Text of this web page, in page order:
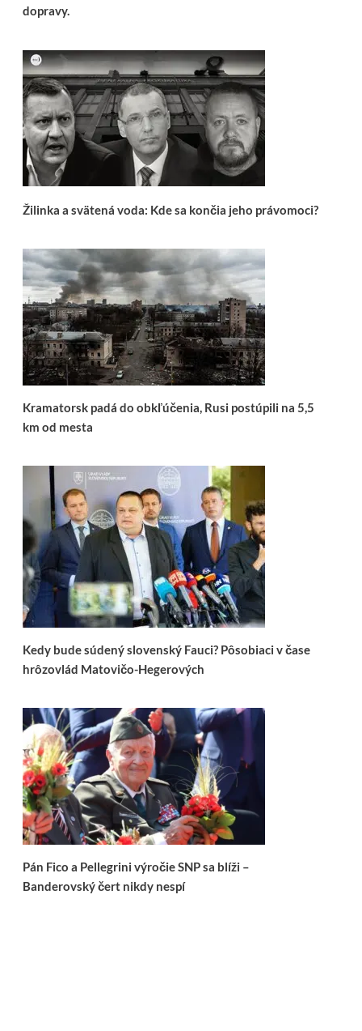
dopravy.
Žilinka a svätená voda: Kde sa končia jeho právomoci?
Kramatorsk padá do obkľúčenia, Rusi postúpili na 5,5
km od mesta
Kedy bude súdený slovenský Fauci? Pôsobiaci v čase
hrôzovlád Matovičo-Hegerových
Pán Fico a Pellegrini výročie SNP sa blíži –
Banderovský čert nikdy nespí